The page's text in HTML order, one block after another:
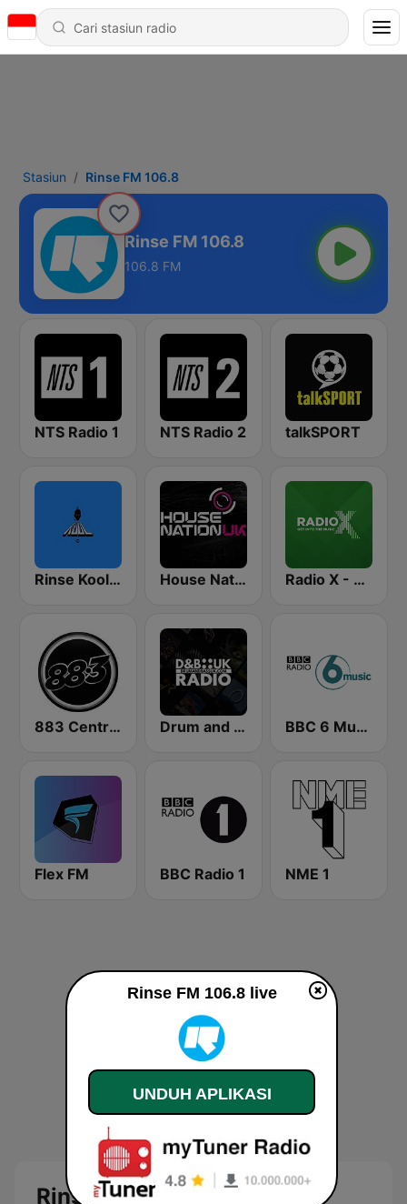
Stasiun Rinse FM 106.8
Rinse FM 106.8
106.8 FM
NTS Radio 1 NTS Radio 2 talkSPORT
Rinse Kool FM House Nation UK Radio X - Manchester
883 Centreforce radio Drum and Bass UK Radio BBC 6 Music
Flex FM BBC Radio 1 NME 1
Rinse FM 106.8
Rinse FM 106.8 live
UNDUH APLIKASI